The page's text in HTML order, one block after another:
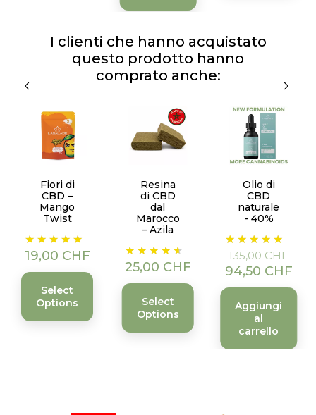
I clienti che hanno acquistato
questo prodotto hanno
comprato anche:
Fiori di
CBD –
Mango
Twist
Prezzo
19,00 CHF
Select
Options
Resina
di CBD
dal
Marocco
– Azila
Prezzo
25,00 CHF
Select
Options
Olio di
CBD
naturale
- 40%
Prezzo
base
135,00 CHF
Prezzo
94,50 CHF
Aggiungi
al
carrello